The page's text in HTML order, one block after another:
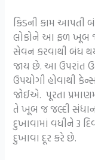
કિડની કામ આપતી
લોકોને આ ફળ ખૂબ જ
સેવન કરવાથી બંધ
જાય છે. આ ઉપરાંત
ઉપયોગી હોવાથી
જોઈએ. પૂરતા
તે ખૂબ જ જલ્દી
દુખાવામાં વધીને
દુખાવા દૂર કરે છે.